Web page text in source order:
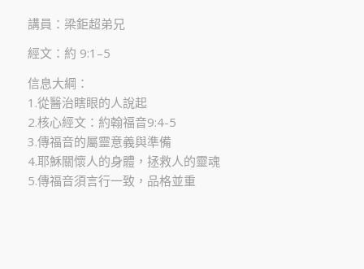
講員：梁鉅超弟兄
經文：約 9:1–5
信息大綱：
1.從醫治瞎眼的人說起
2.核心經文：約翰福音9:4-5
3.傳福音的屬靈意義與準備
4.耶穌關懷人的身體，拯救人的靈魂
5.傳福音須言行一致，品格並重